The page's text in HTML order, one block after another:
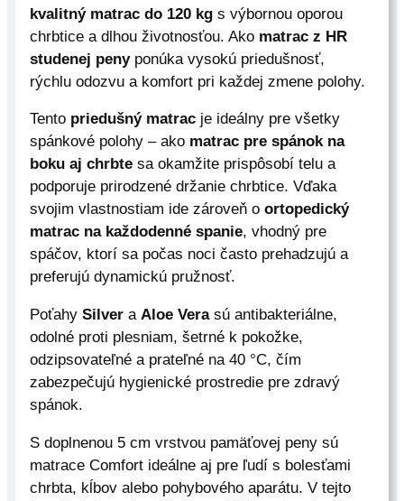
g
e
:
2
8
,
0
0
€
h
r
g
h
6
,
0
0
kvalitný matrac do 120 kgs výbornou oporou
chrbtice a dlhou životnosťou. Ako matrac z HR
studenej penyponúka vysokú priedušnosť,
rýchlu odozvu a komfort pri každej zmene polohy.
Tento priedušný matracje ideálny pre všetky
spánkové polohy – ako matrac pre spánok na
boku aj chrbtesa okamžite prispôsobí telu a
podporuje prirodzené držanie chrbtice. Vďaka
svojim vlastnostiam ide zároveň o ortopedický
matrac na každodenné spanie, vhodný pre
spáčov, ktorí sa počas noci často prehadzujú a
preferujú dynamickú pružnosť.
Poťahy Silvera Aloe Verasú antibakteriálne,
odolné proti plesniam, šetrné k pokožke,
odzipsovateľné a prateľné na 40 °C, čím
zabezpečujú hygienické prostredie pre zdravý
spánok.
S doplnenou 5 cm vrstvou pamäťovej peny sú
matrace Comfort ideálne aj pre ľudí s bolesťami
chrbta, kĺbov alebo pohybového aparátu. V tejto